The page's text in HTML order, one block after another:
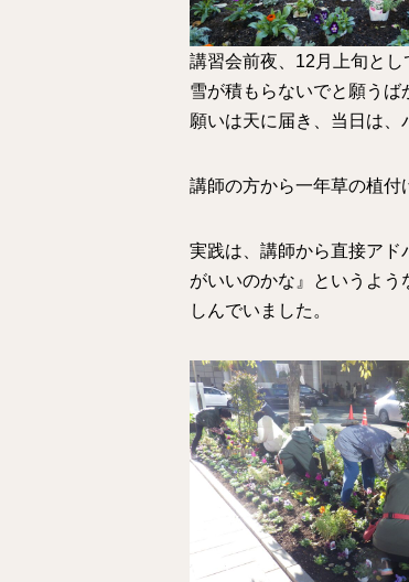
講習会前夜、12月上旬と
雪が積もらないでと願うば
願いは天に届き、当日は、
講師の方から一年草の植付
実践は、講師から直接ア
がいいのかな』というよ
しんでいました。